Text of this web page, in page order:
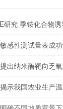
研究 季铵化合物
感性测试量表成
出纳米酶靶向乏
示我国农业生产